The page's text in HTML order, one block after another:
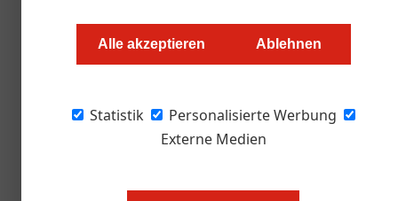
Alle akzeptieren Ablehnen
Statistik
Personalisierte Werbung
Externe Medien